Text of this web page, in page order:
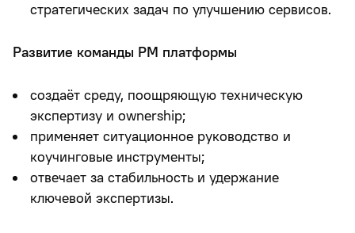
стратегических задач по улучшению сервисов.
Развитие команды PM платформы
создаёт среду, поощряющую техническую
экспертизу и ownership;
применяет ситуационное руководство и
коучинговые инструменты;
отвечает за стабильность и удержание
ключевой экспертизы.